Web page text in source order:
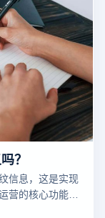
？
信息，这是实现
营的核心功能之